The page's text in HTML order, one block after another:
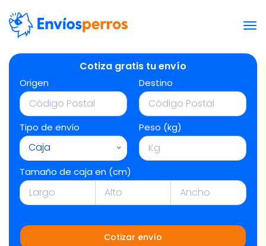
Cotiza gratis tu envío
Origen Destino
Tipo de envío
Caja
Peso (kg)
Tamaño de caja en (cm)
Cotizar envío